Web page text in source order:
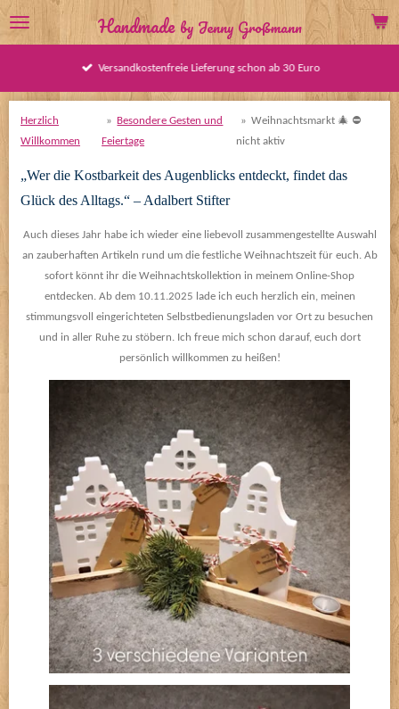
Zum
Hauptinhalt
Handmade by Jenny Großmann
Blaulicht Accessoires im Shop erhältlich
Herzlich
Willkommen
» Besondere Gesten und
Feiertage
» Weihnachtsmarkt 🎄 ⛔️
nicht aktiv
„Wer die Kostbarkeit des Augenblicks entdeckt, findet das
Glück des Alltags.“ – Adalbert Stifter
Auch dieses Jahr habe ich wieder eine liebevoll zusammengestellte Auswahl
an zauberhaften Artikeln rund um die festliche Weihnachtszeit für euch. Ab
sofort könnt ihr die Weihnachtskollektion in meinem Online-Shop
entdecken. Ab dem 10.11.2025 lade ich euch herzlich ein, meinen
stimmungsvoll eingerichteten Selbstbedienungsladen vor Ort zu besuchen
und in aller Ruhe zu stöbern. Ich freue mich schon darauf, euch dort
persönlich willkommen zu heißen!